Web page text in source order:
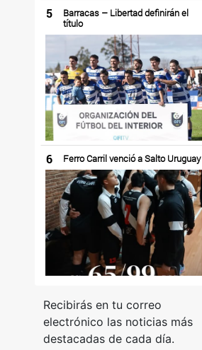
5
Barracas – Libertad definirán el
título
6 Ferro Carril venció a Salto Uruguay
Recibirás en tu correo
electrónico las noticias más
destacadas de cada día.